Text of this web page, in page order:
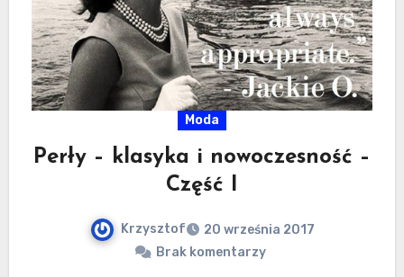
Moda
Perły – klasyka i nowoczesność –
Część I
Krzysztof
20 września 2017
Brak komentarzy